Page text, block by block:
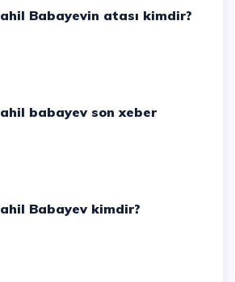
Sahil Babayevin atası kimdir?
Sahil babayev son xeber
Sahil Babayev kimdir?